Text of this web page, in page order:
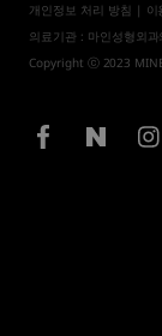
개인정보 처리 방침 | 이
의료기관 : 마인성형외
Copyright ⓒ 2023 MINE